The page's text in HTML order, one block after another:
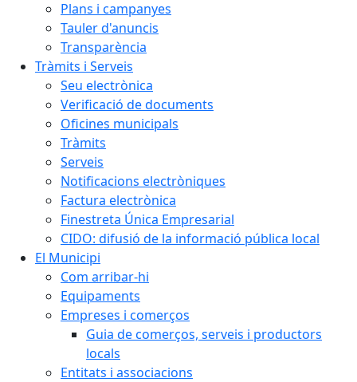
Plans i campanyes
Tauler d'anuncis
Transparència
Tràmits i Serveis
Seu electrònica
Verificació de documents
Oficines municipals
Tràmits
Serveis
Notificacions electròniques
Factura electrònica
Finestreta Única Empresarial
CIDO: difusió de la informació pública local
El Municipi
Com arribar-hi
Equipaments
Empreses i comerços
Guia de comerços, serveis i productors
locals
Entitats i associacions